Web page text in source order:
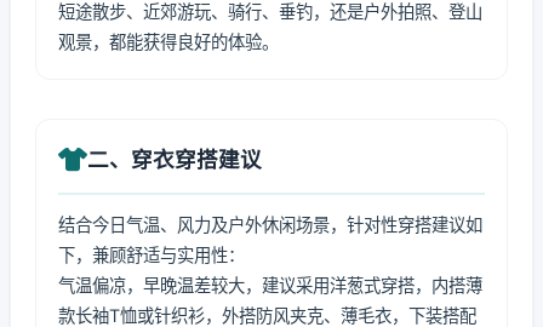
短途散步、近郊游玩、骑行、垂钓，还是户外拍照、登山
观景，都能获得良好的体验。
二、穿衣穿搭建议
结合今日气温、风力及户外休闲场景，针对性穿搭建议如
下，兼顾舒适与实用性：
气温偏凉，早晚温差较大，建议采用洋葱式穿搭，内搭薄
款长袖T恤或针织衫，外搭防风夹克、薄毛衣，下装搭配